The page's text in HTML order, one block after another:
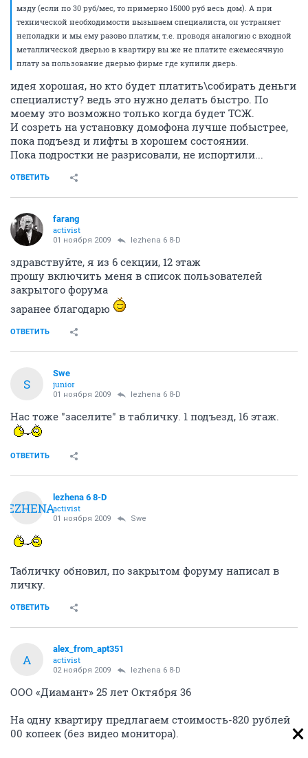
мзду (если по 30 руб/мес, то примерно 15000 руб весь дом). А при
технической необходимости вызываем специалиста, он устраняет
неполадки и мы ему разово платим, т.е. проводя аналогию с входной
металлической дверью в квартиру вы же не платите ежемесячную
плату за пользование дверью фирме где купили дверь.
идея хорошая, но кто будет платить\собирать деньги
специалисту? ведь это нужно делать быстро. По
моему это возможно только когда будет ТСЖ.
И созреть на установку домофона лучше побыстрее,
пока подъезд и лифты в хорошем состоянии.
Пока подростки не разрисовали, не испортили...
ОТВЕТИТЬ
farang
activist
01 ноября 2009 lezhena 6 8-D
здравствуйте, я из 6 секции, 12 этаж
прошу включить меня в список пользователей
закрытого форума
заранее благодарю
ОТВЕТИТЬ
S
Swe
junior
01 ноября 2009 lezhena 6 8-D
Нас тоже "заселите" в табличку. 1 подъезд, 16 этаж.
ОТВЕТИТЬ
LEZHENA
lezhena 6 8-D
activist
01 ноября 2009 Swe
Табличку обновил, по закрытом форуму написал в
личку.
ОТВЕТИТЬ
A
alex_from_apt351
activist
02 ноября 2009 lezhena 6 8-D
ООО «Диамант» 25 лет Октября 36
На одну квартиру предлагаем стоимость-820 рублей
00 копеек (без видео монитора).